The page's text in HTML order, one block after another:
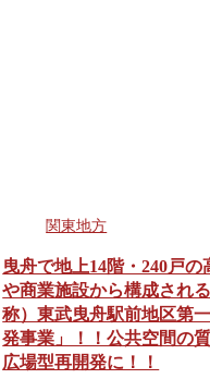
関東地方
曳舟で地上14階・240戸
や商業施設から構成され
称）東武曳舟駅前地区第
発事業」！！公共空間の
広場型再開発に！！